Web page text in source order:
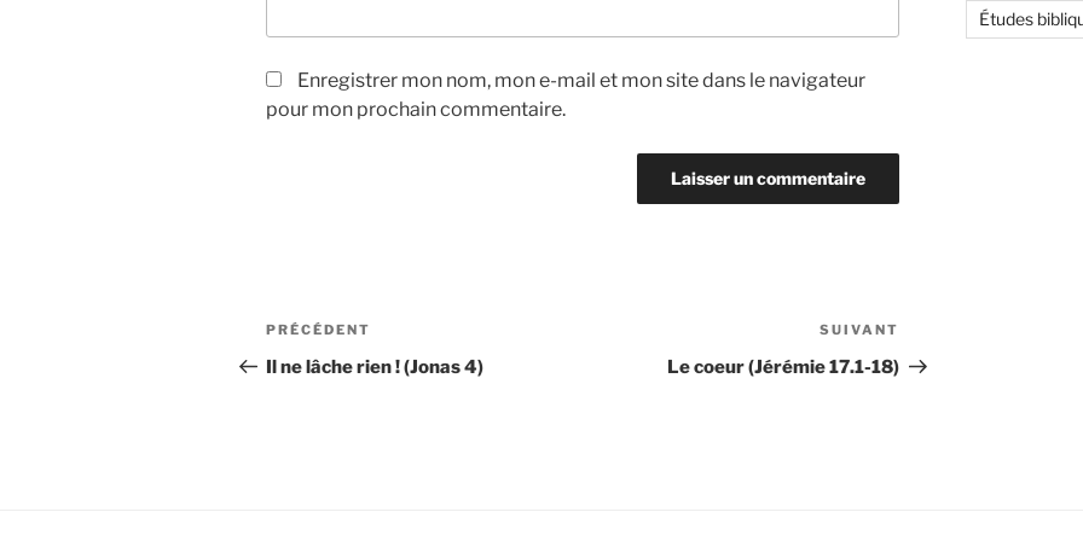
Enregistrer mon nom, mon e-mail et mon site dans le navigateur
pour mon prochain commentaire.
Navigation
de
Article
précédent
PRÉCÉDENT
Il ne lâche rien ! (Jonas 4)
suivant
SUIVANT
Le coeur (Jérémie 17.1-18)
Études